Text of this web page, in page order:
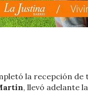
la recepción
, llevó adelante